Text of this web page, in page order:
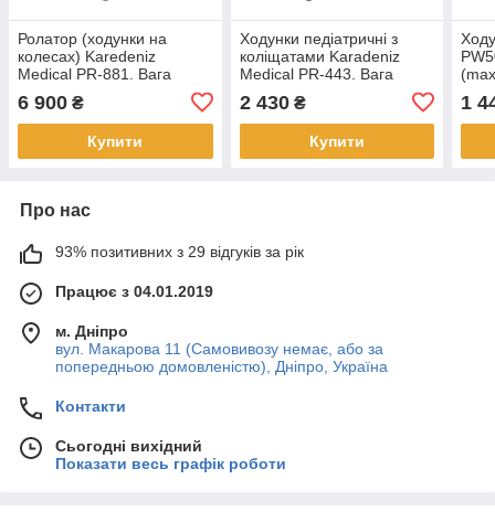
Ролатор (ходунки на
колесах) Karedeniz
Medical PR-881. Вага
користувача (max): 120 кг
6 900 ₴
Купити
Ходунки педіатричні з
коліщатами Karadeniz
Medical PR-443. Вага
2 430₴
Купити
1
Про нас
93% позитивних з 29 відгуків за рік
Працює з 04.01.2019
м. Дніпро
вул. Макарова 11 (Самовивозу немає, або за
попередньою домовленістю), Дніпро, Україна
Контакти
Сьогодні вихідний
Показати весь графік роботи